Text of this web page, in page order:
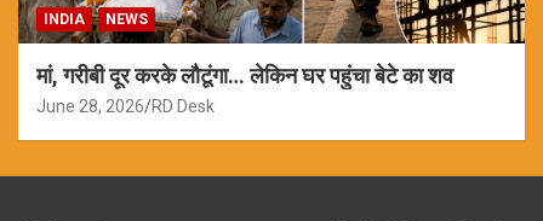
INDIA NEWS
मां, गरीबी दूर करके लौटूंगा… लेकिन घर पहुंचा बेटे का शव
June 28, 2026 RD Desk